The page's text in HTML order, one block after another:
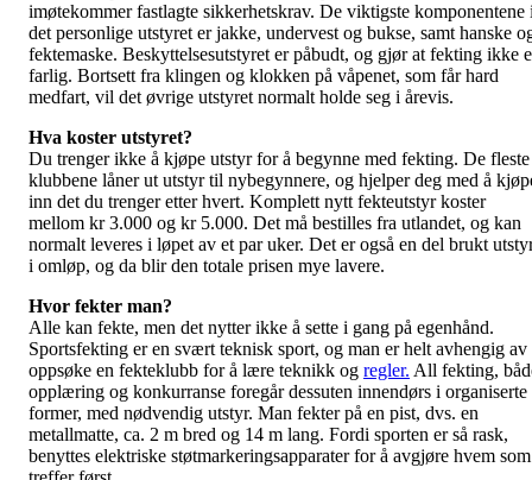
imøtekommer fastlagte sikkerhetskrav. De viktigste komponentene
det personlige utstyret er jakke, undervest og bukse, samt hanske
fektemaske. Beskyttelsesutstyret er påbudt, og gjør at fekting ikke
farlig. Bortsett fra klingen og klokken på våpenet, som får hard
medfart, vil det øvrige utstyret normalt holde seg i årevis.
Hva koster utstyret?
Du trenger ikke å kjøpe utstyr for å begynne med fekting. De fleste
klubbene låner ut utstyr til nybegynnere, og hjelper deg med å
inn det du trenger etter hvert. Komplett nytt fekteutstyr koster
mellom kr 3.000 og kr 5.000. Det må bestilles fra utlandet, og kan
normalt leveres i løpet av et par uker. Det er også en del brukt
i omløp, og da blir den totale prisen mye lavere.
Hvor fekter man?
Alle kan fekte, men det nytter ikke å sette i gang på egenhånd.
Sportsfekting er en svært teknisk sport, og man er helt avhengig av
oppsøke en fekteklubb for å lære teknikk og regler. All fekting,
opplæring og konkurranse foregår dessuten innendørs i organiserte
former, med nødvendig utstyr. Man fekter på en pist, dvs. en
metallmatte, ca. 2 m bred og 14 m lang. Fordi sporten er så rask,
benyttes elektriske støtmarkeringsapparater for å avgjøre hvem som